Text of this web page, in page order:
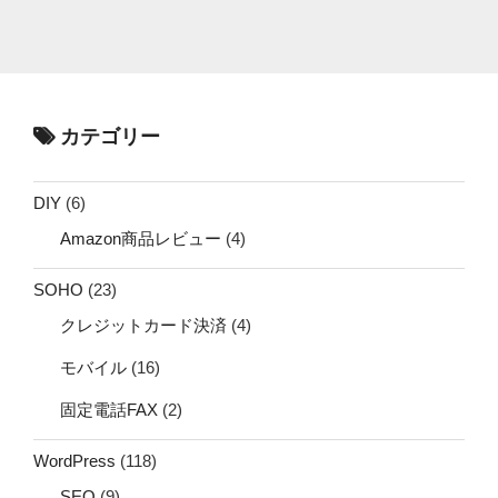
カテゴリー
DIY (6)
Amazon商品レビュー (4)
SOHO (23)
クレジットカード決済 (4)
モバイル (16)
固定電話FAX (2)
WordPress (118)